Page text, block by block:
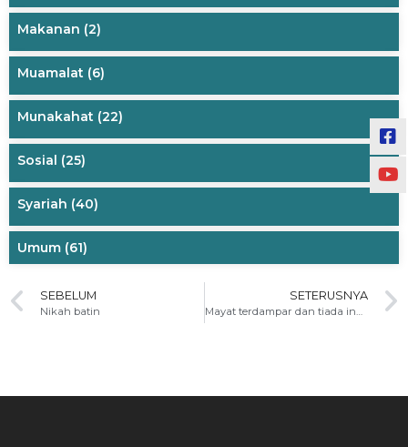
Makanan (2)
Muamalat (6)
Munakahat (22)
Sosial (25)
Syariah (40)
Umum (61)
SEBELUM
Nikah batin
SETERUSNYA
Mayat terdampar dan tiada indentiti